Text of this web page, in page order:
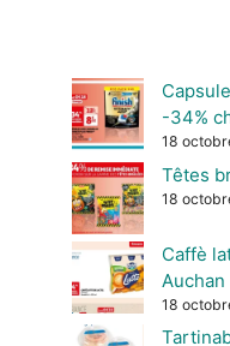
-34%
18
Têtes
18
Caffè
Auchan
18